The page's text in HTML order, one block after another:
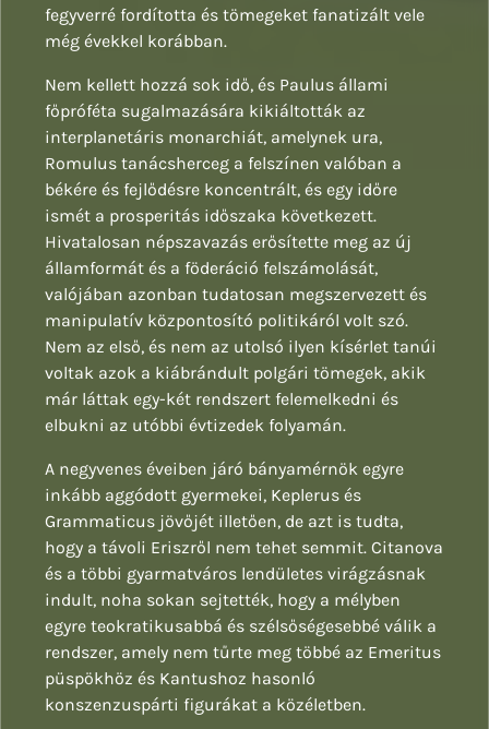
fegyverré fordította és tömegeket fanatizált vele
még évekkel korábban.
Nem kellett hozzá sok idő, és Paulus állami
főpróféta sugalmazására kikiáltották az
interplanetáris monarchiát, amelynek ura,
Romulus tanácsherceg a felszínen valóban a
békére és fejlődésre koncentrált, és egy időre
ismét a prosperitás időszaka következett.
Hivatalosan népszavazás erősítette meg az új
államformát és a föderáció felszámolását,
valójában azonban tudatosan megszervezett és
manipulatív központosító politikáról volt szó.
Nem az első, és nem az utolsó ilyen kísérlet tanúi
voltak azok a kiábrándult polgári tömegek, akik
már láttak egy-két rendszert felemelkedni és
elbukni az utóbbi évtizedek folyamán.
A negyvenes éveiben járó bányamérnök egyre
inkább aggódott gyermekei, Keplerus és
Grammaticus jövőjét illetően, de azt is tudta,
hogy a távoli Eriszről nem tehet semmit. Citanova
és a többi gyarmatváros lendületes virágzásnak
indult, noha sokan sejtették, hogy a mélyben
egyre teokratikusabbá és szélsőségesebbé válik a
rendszer, amely nem tűrte meg többé az Emeritus
püspökhöz és Kantushoz hasonló
konszenzuspárti figurákat a közéletben.